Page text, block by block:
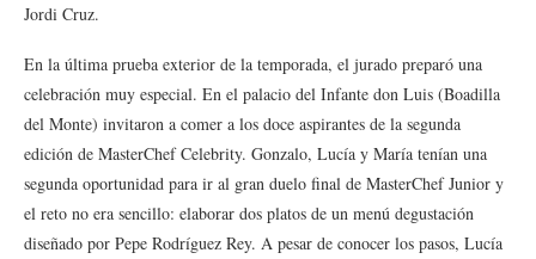
Jordi Cruz.
En la última prueba exterior de la temporada, el jurado preparó una
celebración muy especial. En el palacio del Infante don Luis (Boadilla
del Monte) invitaron a comer a los doce aspirantes de la segunda
edición de MasterChef Celebrity. Gonzalo, Lucía y María tenían una
segunda oportunidad para ir al gran duelo final de MasterChef Junior y
el reto no era sencillo: elaborar dos platos de un menú degustación
diseñado por Pepe Rodríguez Rey. A pesar de conocer los pasos, Lucía